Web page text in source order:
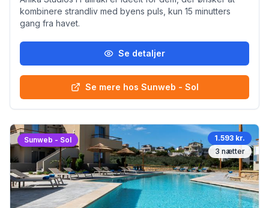
kombinere strandliv med byens puls, kun 15 minutters
gang fra havet.
Se detaljer
Se mere hos Sunweb - Sol
Sunweb - Sol
1.593 kr.
3 nætter